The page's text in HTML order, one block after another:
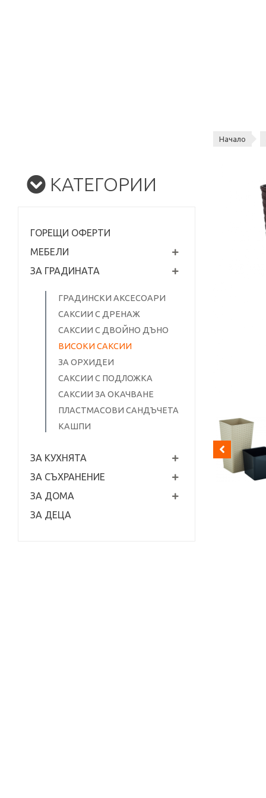
КАТЕГОРИИ
ГОРЕЩИ ОФЕРТИ
МЕБЕЛИ
ЗА ГРАДИНАТА
ГРАДИНСКИ АКСЕСОАРИ
САКСИИ С ДРЕНАЖ
САКСИИ С ДВОЙНО ДЪНО
ВИСОКИ САКСИИ
ЗА ОРХИДЕИ
САКСИИ С ПОДЛОЖКА
САКСИИ ЗА ОКАЧВАНЕ
ПЛАСТМАСОВИ САНДЪЧЕТА
КАШПИ
ЗА КУХНЯТА
ЗА СЪХРАНЕНИЕ
ЗА ДОМА
ЗА ДЕЦА
Начало